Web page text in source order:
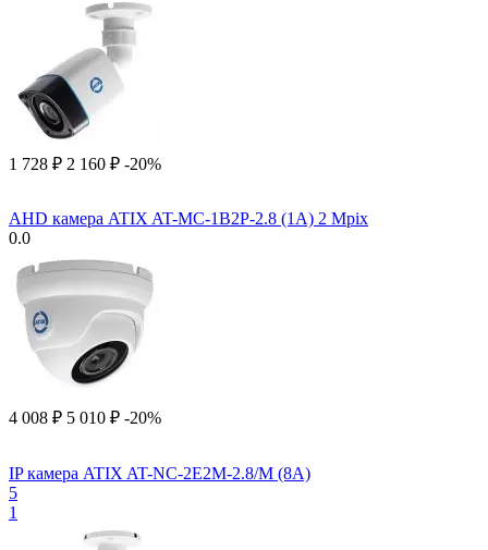
1 728 ₽ 2 160 ₽ -20%
AHD камера ATIX AT-MC-1B2P-2.8 (1A) 2 Mpix
0.0
4 008 ₽ 5 010 ₽ -20%
IP камера ATIX AT-NC-2E2M-2.8/M (8A)
5
1